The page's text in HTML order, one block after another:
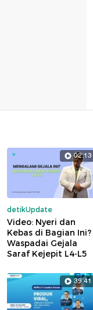
02:13
detikUpdate
Video: Nyeri dan
Kebas di Bagian Ini?
Waspadai Gejala
Saraf Kejepit L4-L5
39:41